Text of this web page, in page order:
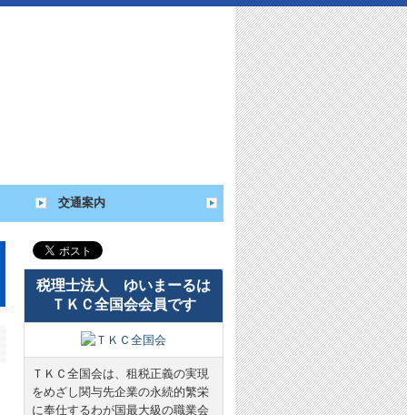
交通案内
税理士法人 ゆいまーるは
ＴＫＣ全国会会員です
ＴＫＣ全国会は、租税正義の実現
をめざし関与先企業の永続的繁栄
に奉仕するわが国最大級の職業会